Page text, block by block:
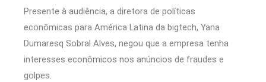
Presente à audiência, a diretora de políticas
econômicas para América Latina da bigtech, Yana
Dumaresq Sobral Alves, negou que a empresa tenha
interesses econômicos nos anúncios de fraudes e
golpes.